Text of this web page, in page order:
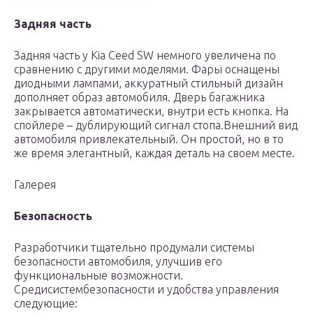
Задняя часть
Задняя часть у Kia Ceed SW немного увеличена по
сравнению с другими моделями. Фары оснащены
диодными лампами, аккуратный стильный дизайн
дополняет образ автомобиля. Дверь багажника
закрывается автоматически, внутри есть кнопка. На
спойлере – дублирующий сигнал стопа.Внешний вид
автомобиля привлекательный. Он простой, но в то
же время элегантный, каждая деталь на своем месте.
Галерея
Безопасность
Разработчики тщательно продумали системы
безопасности автомобиля, улучшив его
функциональные возможности.
Средисистембезопасности и удобства управления
следующие: